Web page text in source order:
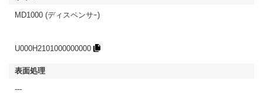
MD1000 (ディスペンサｰ)
U000H2101000000000
---